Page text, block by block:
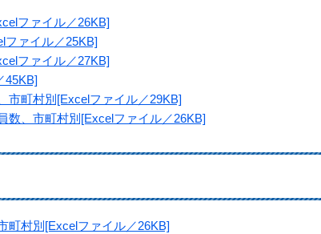
ファイル／26KB]
ァイル／25KB]
ファイル／27KB]
45KB]
町村別[Excelファイル／29KB]
、市町村別[Excelファイル／26KB]
村別[Excelファイル／26KB]